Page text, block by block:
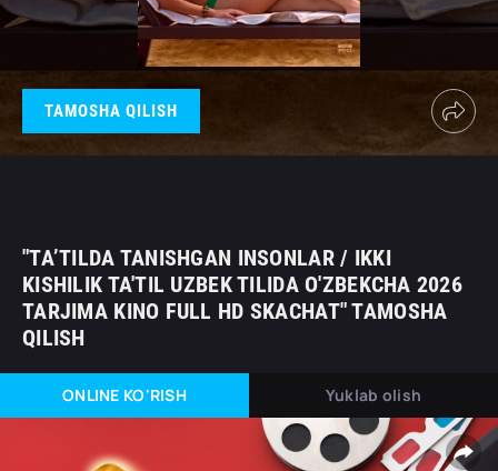
TAMOSHA QILISH
"TA’TILDA TANISHGAN INSONLAR / IKKI
KISHILIK TA'TIL UZBEK TILIDA O'ZBEKCHA 2026
TARJIMA KINO FULL HD SKACHAT" TAMOSHA
QILISH
ONLINE KO'RISH Yuklab olish